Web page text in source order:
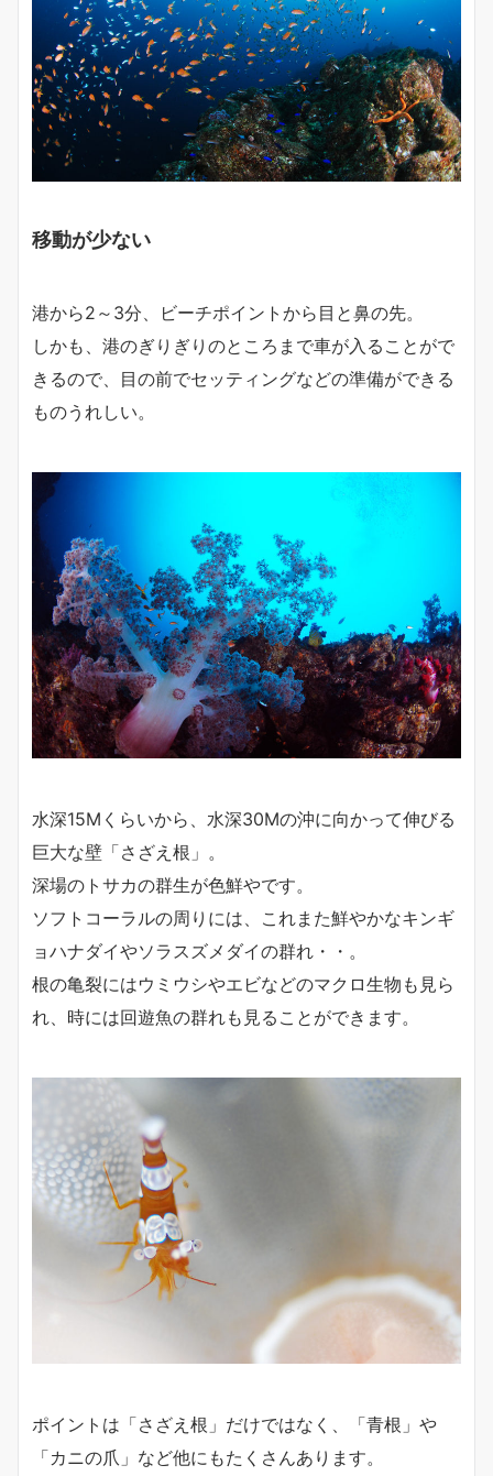
移動が少ない
港から2～3分、ビーチポイントから目と鼻の先。
しかも、港のぎりぎりのところまで車が入ることがで
きるので、目の前でセッティングなどの準備ができる
ものうれしい。
水深15Mくらいから、水深30Mの沖に向かって伸びる
巨大な壁「さざえ根」。
深場のトサカの群生が色鮮やです。
ソフトコーラルの周りには、これまた鮮やかなキンギ
ョハナダイやソラスズメダイの群れ・・。
根の亀裂にはウミウシやエビなどのマクロ生物も見ら
れ、時には回遊魚の群れも見ることができます。
ポイントは「さざえ根」だけではなく、「青根」や
「カニの爪」など他にもたくさんあります。